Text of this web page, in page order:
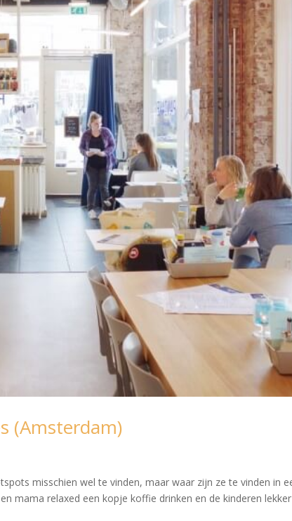
(Amsterdam)
misschien wel te vinden, maar waar zijn ze te vinden in
mama relaxed een kopje koffie drinken en de kinderen lekker